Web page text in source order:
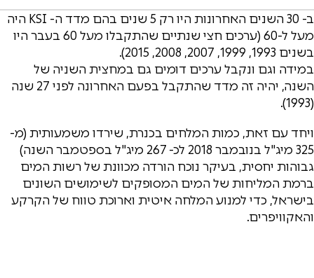
ב- 30 השנים האחרונות היו רק 5 שנים בהם מדד ה- KSI היה
מעל ל-60 (ערכים חצי שנתיים שהתקבלו מעל 60 בעבר היו
בשנים 1993, 1999, 2007, 2008, 2015).
במידה וגם ונקבל ערכים דומים גם במחצית השניה של
השנה, יהיה זה מדד שהתקבל בפעם האחרונה לפני 27 שנה
(1993).
ויחד עם זאת, כמות המלחים בכנרת, שירדו משמעותית (מ-
325 מיג"ל בנובמבר 2018 לכ- 267 מיג"ל בספטמבר השנה)
גבוהות יחסית, בעיקר נוכח הורדה מכוונת של רשות המים
ברמת המליחות של המים המסופקים לשימושים השונים
בישראל, כדי למנוע המלחה איטית וארוכת טווח של הקרקע
והאקוויפרים.